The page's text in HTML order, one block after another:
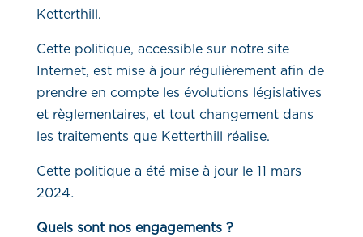
Ketterthill.
Cette politique, accessible sur notre site
Internet, est mise à jour régulièrement afin de
prendre en compte les évolutions législatives
et règlementaires, et tout changement dans
les traitements que Ketterthill réalise.
Cette politique a été mise à jour le 11 mars
2024.
Quels sont nos engagements ?